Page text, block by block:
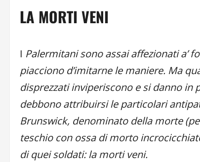
LA MORTI VENI
I Palermitani sono assai affezionati a’
piacciono d’imitarne le maniere. Ma
disprezzati inviperiscono e si danno in
debbono attribuirsi le particolari
Brunswick, denominato della morte
teschio con ossa di morto
di quei soldati: la morti veni.